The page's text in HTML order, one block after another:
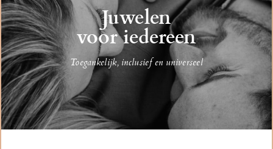
Juwelen
voor iedereen
Toegankelijk, inclusief en universeel